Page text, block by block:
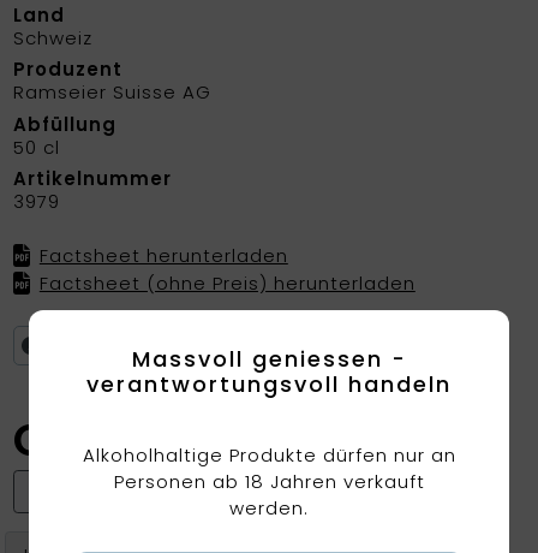
Land
Schweiz
Produzent
Ramseier Suisse AG
Abfüllung
50 cl
Artikelnummer
3979
Factsheet herunterladen
Factsheet (ohne Preis) herunterladen
Privatkunden: Nur auf Abholung
CHF1.65
Artikel in 3-5 Arbeitstagen lieferbar
Massvoll geniessen -
verantwortungsvoll handeln
Alkoholhaltige Produkte dürfen nur an
Personen ab 18 Jahren verkauft
werden.